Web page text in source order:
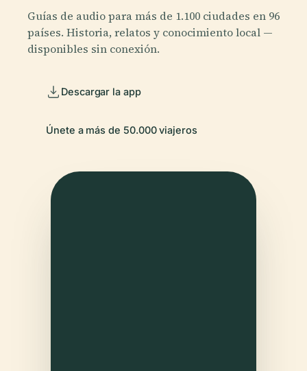
Guías de audio para más de 1.100 ciudades en 96
países. Historia, relatos y conocimiento local —
disponibles sin conexión.
Descargar la app
Únete a más de 50.000 viajeros